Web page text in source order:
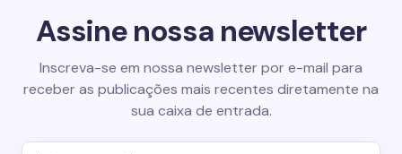
Assine nossa newsletter
Inscreva-se em nossa newsletter por e-mail para
receber as publicações mais recentes diretamente na
sua caixa de entrada.